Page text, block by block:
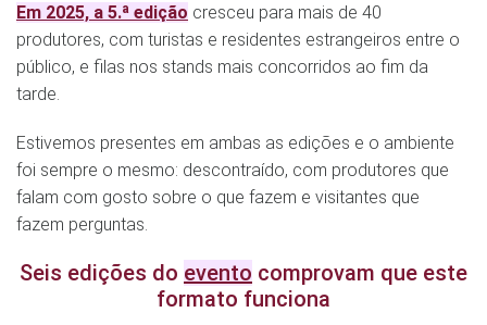
Em 2025, a 5.ª edição cresceu para mais de 40
produtores, com turistas e residentes estrangeiros entre o
público, e filas nos stands mais concorridos ao fim da
tarde.
Estivemos presentes em ambas as edições e o ambiente
foi sempre o mesmo: descontraído, com produtores que
falam com gosto sobre o que fazem e visitantes que
fazem perguntas.
Seis edições do evento comprovam que este
formato funciona